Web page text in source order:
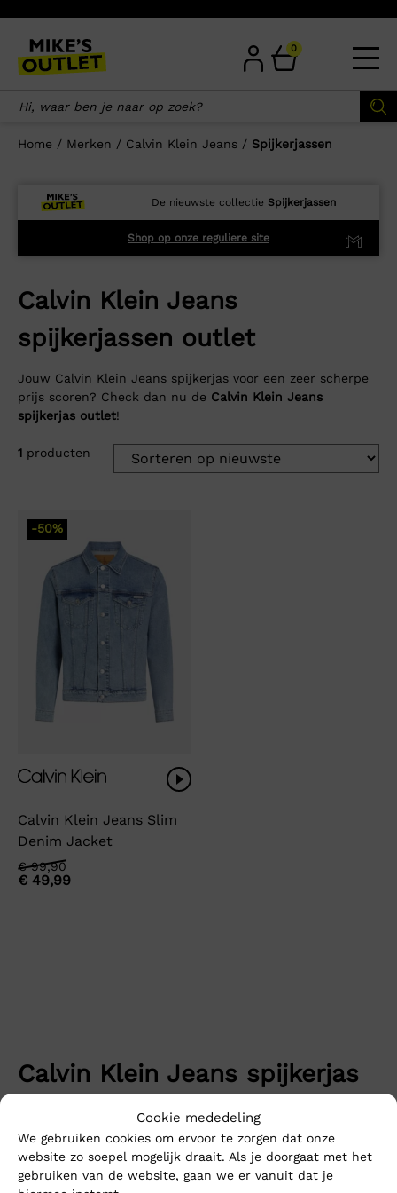
Cookie mededeling
We gebruiken cookies om ervoor te zorgen dat onze
website zo soepel mogelijk draait. Als je doorgaat met het
gebruiken van de website, gaan we er vanuit dat je
content
0
Home / Merken / Calvin Klein Jeans / Spijkerjassen
De nieuwste collectie Spijkerjassen
Shop op onze reguliere site
Calvin Klein Jeans
spijkerjassen outlet
Jouw Calvin Klein Jeans spijkerjas voor een zeer scherpe
prijs scoren? Check dan nu de Calvin Klein Jeans
spijkerjas outlet!
1 producten
-50%
Calvin Klein Jeans Slim
Denim Jacket
€99,90
Oorspronkelijke
prijs
€ 49,99
Huidige
prijs
Calvin Klein Jeans spijkerjas
uitverkoop
Een spijkerjas scoren met korting? Dat is gewoon slim
spelen. Met de Calvin Klein Jeans spijkerjas uitverkoop
pak je de deals waarbij de prijzen flink dalen. Denk aan